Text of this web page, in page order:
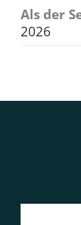
Als der
2026